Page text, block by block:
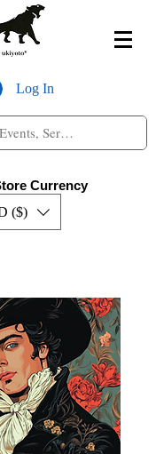
Log In
Currency
($)